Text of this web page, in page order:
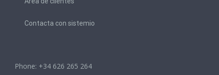
Contacta con sistemio
Phone: +34 626 265 264